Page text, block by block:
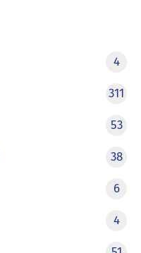
4
311
53
38
6
4